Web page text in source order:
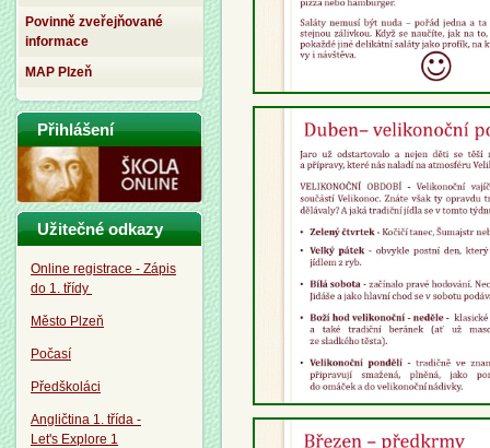
Povinně zveřejňované
informace
MAP Plzeň
Přihlášení
Užitečné odkazy
Online registrace - Zápis
do 1. třídy
Město Plzeň
Počasí
Předškoláci
Angličtina 1. třída -
Let's Explore 1